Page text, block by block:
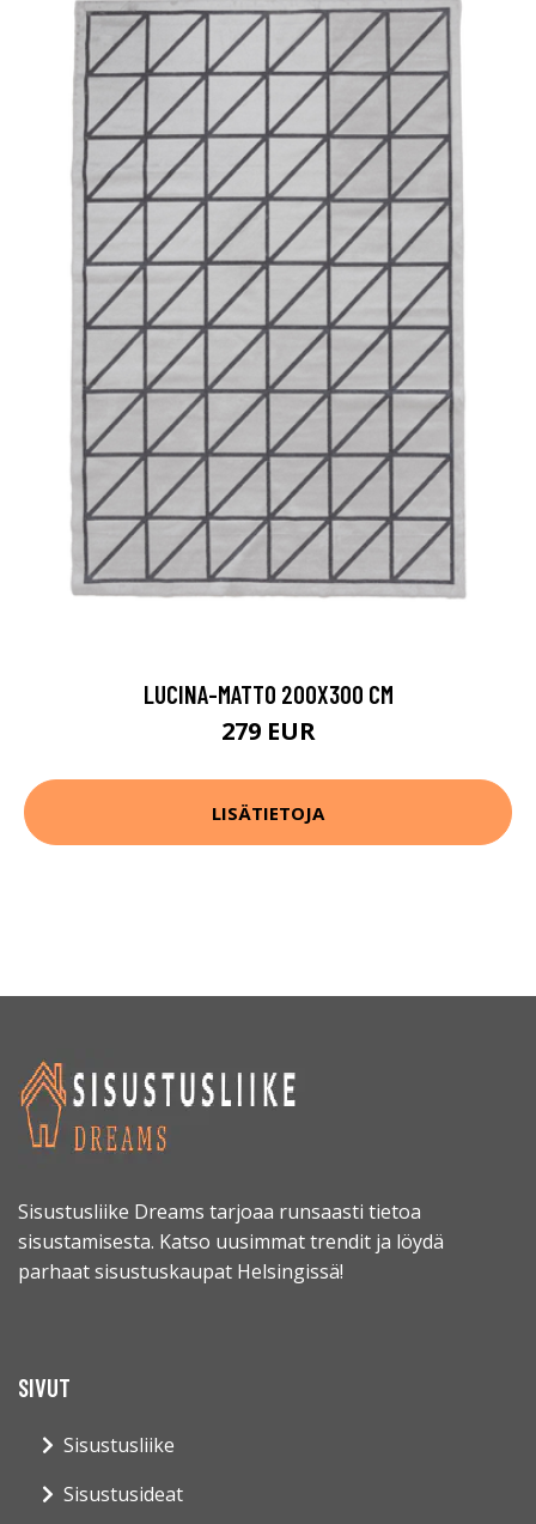
LUCINA-MATTO 200X300 CM
279 EUR
LISÄTIETOJA
Sisustusliike Dreams tarjoaa runsaasti tietoa
sisustamisesta. Katso uusimmat trendit ja löydä
parhaat sisustuskaupat Helsingissä!
SIVUT
Sisustusliike
Sisustusideat